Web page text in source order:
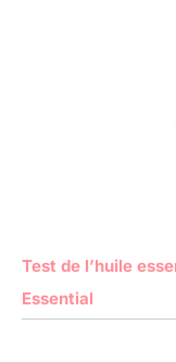
Test de l’huile
Essential